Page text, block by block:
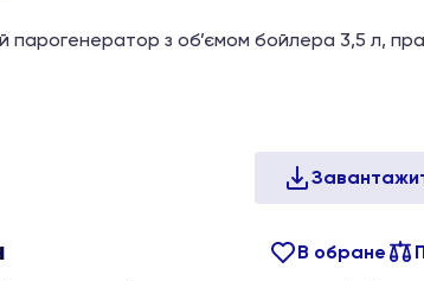
парогенератор з об’ємом бойлера 3,5 л,
В обране